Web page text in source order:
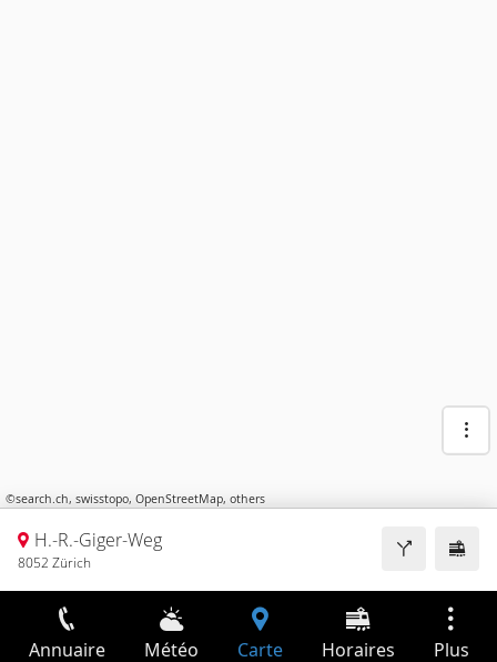
©search.ch, swisstopo, OpenStreetMap, others
H.-R.-Giger-Weg
8052 Zürich
Annuaire Météo Carte Horaires Plus